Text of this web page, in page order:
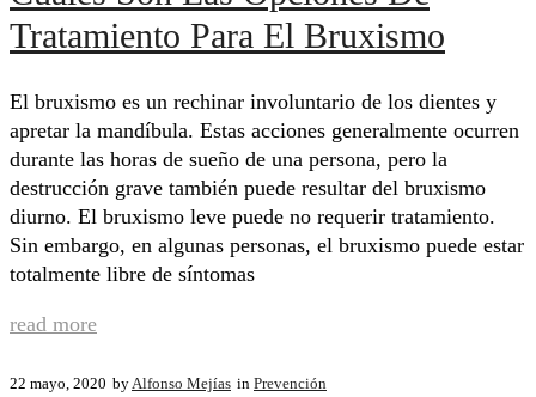
Tratamiento Para El Bruxismo
El bruxismo es un rechinar involuntario de los dientes y
apretar la mandíbula. Estas acciones generalmente ocurren
durante las horas de sueño de una persona, pero la
destrucción grave también puede resultar del bruxismo
diurno. El bruxismo leve puede no requerir tratamiento.
Sin embargo, en algunas personas, el bruxismo puede estar
totalmente libre de síntomas
read more
22 mayo, 2020 by Alfonso Mejías in Prevención